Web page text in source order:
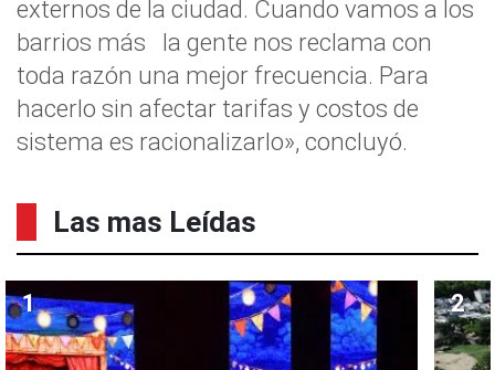
externos de la ciudad. Cuando vamos a los
barrios más la gente nos reclama con
toda razón una mejor frecuencia. Para
hacerlo sin afectar tarifas y costos de
sistema es racionalizarlo», concluyó.
Las mas Leídas